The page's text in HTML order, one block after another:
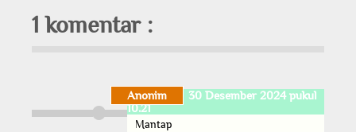
1 komentar :
Anonim
30 Desember 2024 pukul
10.21
Mantap